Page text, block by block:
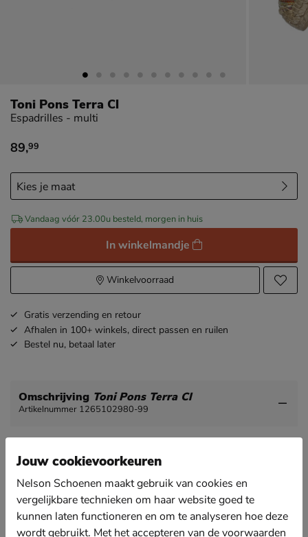
Toni Pons Terra Cl
Espadrilles - multi
€ 89,99
89,99
Vandaag vóór 23.00u besteld, morgen in huis
In winkelmandje
Winkelvoorraad
Gratis verzending en retour
Afhalen in 100+ winkels, direct passen en ruilen
Bestel nu, betaal later
Omschrijving Toni Pons Terra Cl
Artikelnummer 1265102980-99
Deze prachtige sandaal is perfect voor de zomer door
de verschillende kleurtjes en de mooie afgewerkte
details. Stijl de sandaal onder een mooie maxi jurk.
Uitgevoerd in textiel met subtiele glans. De elastieken
banden zorgen voor een makkelijke instap.
Jouw cookievoorkeuren
Nelson Schoenen maakt gebruik van cookies en
vergelijkbare technieken om haar website goed te
kunnen laten functioneren en om te analyseren hoe deze
wordt gebruikt. Met het accepteren van de voorwaarden